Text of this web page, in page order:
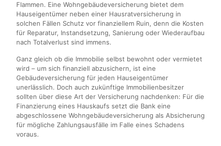
Flammen. Eine Wohngebäudeversicherung bietet dem
Hauseigentümer neben einer Hausratversicherung in
solchen Fällen Schutz vor finanziellem Ruin, denn die Kosten
für Reparatur, Instandsetzung, Sanierung oder Wiederaufbau
nach Totalverlust sind immens.
Ganz gleich ob die Immobilie selbst bewohnt oder vermietet
wird – um sich finanziell abzusichern, ist eine
Gebäudeversicherung für jeden Hauseigentümer
unerlässlich. Doch auch zukünftige Immobilienbesitzer
sollten über diese Art der Versicherung nachdenken: Für die
Finanzierung eines Hauskaufs setzt die Bank eine
abgeschlossene Wohngebäudeversicherung als Absicherung
für mögliche Zahlungsausfälle im Falle eines Schadens
voraus.